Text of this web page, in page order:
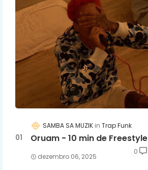
SAMBA SA MUZIK Trap Funk
Oruam - 10 min de Freestyle
dezembro 06, 2025
0